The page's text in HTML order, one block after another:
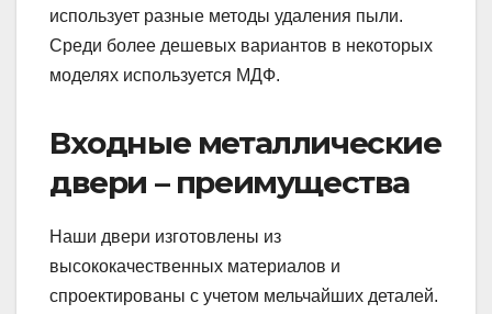
использует разные методы удаления пыли.
Среди более дешевых вариантов в некоторых
моделях используется МДФ.
Входные металлические
двери – преимущества
Наши двери изготовлены из
высококачественных материалов и
спроектированы с учетом мельчайших деталей.